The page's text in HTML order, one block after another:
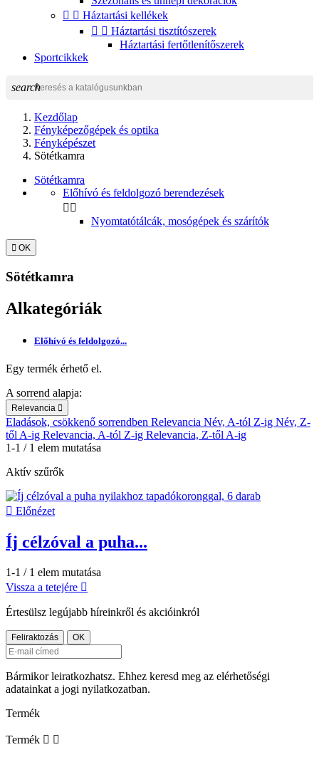
  Háztartási kellékek
  Háztartási tisztítószerek
Háztartási fertőtlenítőszerek
Sportcikkek
search
Kezdőlap
Fényképezőgépek és optika
Fényképészet
Sötétkamra
Sötétkamra
Előhívó és feldolgozó berendezések
 
Nyomtatótálcák, mosógépek és szárítók
 OK
Sötétkamra
Alkategóriák
Előhívó és feldolgozó...
Egy termék érhető el.
A sorrend alapja:
Relevancia 
Eladások, csökkenő sorrendben Relevancia Név, A-tól Z-ig Név, Z-
től A-ig Relevancia, A-tól Z-ig Relevancia, Z-től A-ig
1-1 / 1 elem mutatása
Aktív szűrők
 Előnézet
Íj célzóval a puha...
1-1 / 1 elem mutatása
Vissza a tetejére 
Értesülsz legújabb híreinkről és akcióinkról
Bármikor leiratkozhatsz. Ehhez keresd meg az elérhetőségi
adatainkat a jogi nyilatkozatban.
Termék
Termék  